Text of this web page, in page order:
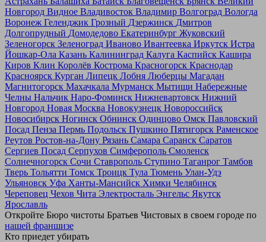
Новгород Видное Владивосток Владимир Волгоград Вологда
Воронеж Геленджик Грозный Дзержинск Дмитров
Долгопрудный Домодедово Екатеринбург Жуковский
Зеленогорск Зеленоград Иваново Ивантеевка Иркутск Истра
Йошкар-Ола Казань Калининград Калуга Каспийск Кашира
Киров Клин Королёв Кострома Красногорск Краснодар
Красноярск Курган Липецк Лобня Люберцы Магадан
Магнитогорск Махачкала Мурманск Мытищи Набережные
Челны Нальчик Наро-Фоминск Нижневартовск Нижний
Новгород Новая Москва Новокузнецк Новороссийск
Новосибирск Ногинск Обнинск Одинцово Омск Павловский
Посад Пенза Пермь Подольск Пушкино Пятигорск Раменское
Реутов Ростов-на-Дону Рязань Самара Саранск Саратов
Сергиев Посад Серпухов Симферополь Смоленск
Солнечногорск Сочи Ставрополь Ступино Таганрог Тамбов
Тверь Тольятти Томск Троицк Тула Тюмень Улан-Удэ
Ульяновск Уфа Ханты-Мансийск Химки Челябинск
Череповец Чехов Чита Электросталь Энгельс Якутск
Ярославль
Откройте Бюро чистоты Братьев Чистовых в своем городе по
нашей франшизе
Кто приедет убирать